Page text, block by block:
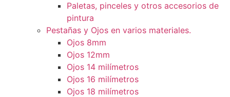
Paletas, pinceles y otros accesorios de
pintura
Pestañas y Ojos en varios materiales.
Ojos 8mm
Ojos 12mm
Ojos 14 milímetros
Ojos 16 milímetros
Ojos 18 milímetros